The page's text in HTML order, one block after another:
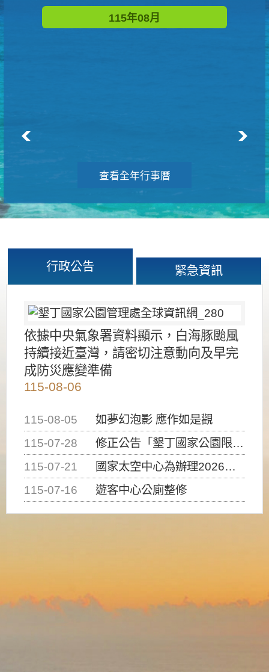
115年08月
查看全年行事曆
行政公告 緊急資訊
依據中央氣象署資料顯示，白海豚颱風
持續接近臺灣，請密切注意動向及早完
成防災應變準備
115-08-06
115-08-05
如夢幻泡影 應作如是觀
115-07-28
修正公告「墾丁國家公園限制水域遊憩活動之種類、範圍、時間及行為」，自即日生效。
115-07-21
國家太空中心為辦理2026台灣盃火箭競賽，陸、海、空域警戒及協調相關事宜，因颱風備案事宜
115-07-16
遊客中心公廁整修